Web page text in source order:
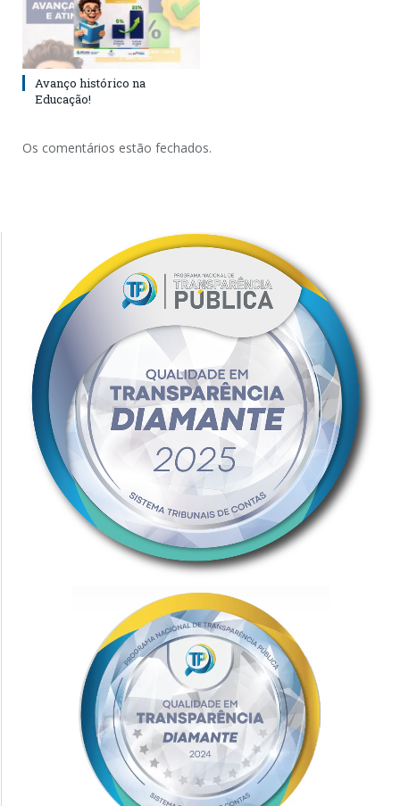
Avanço histórico na
Educação!
Os comentários estão fechados.